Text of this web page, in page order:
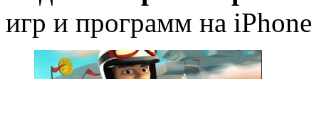
игр и программ на